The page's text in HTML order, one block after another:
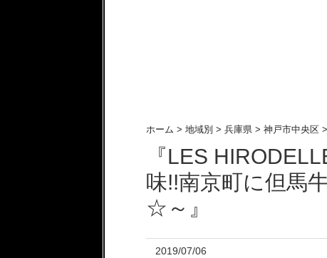
ホーム > 地域別 > 兵庫県 > 神戸市中央区 >
『LES
味!!南京町に但馬
☆～』
2019/07/06